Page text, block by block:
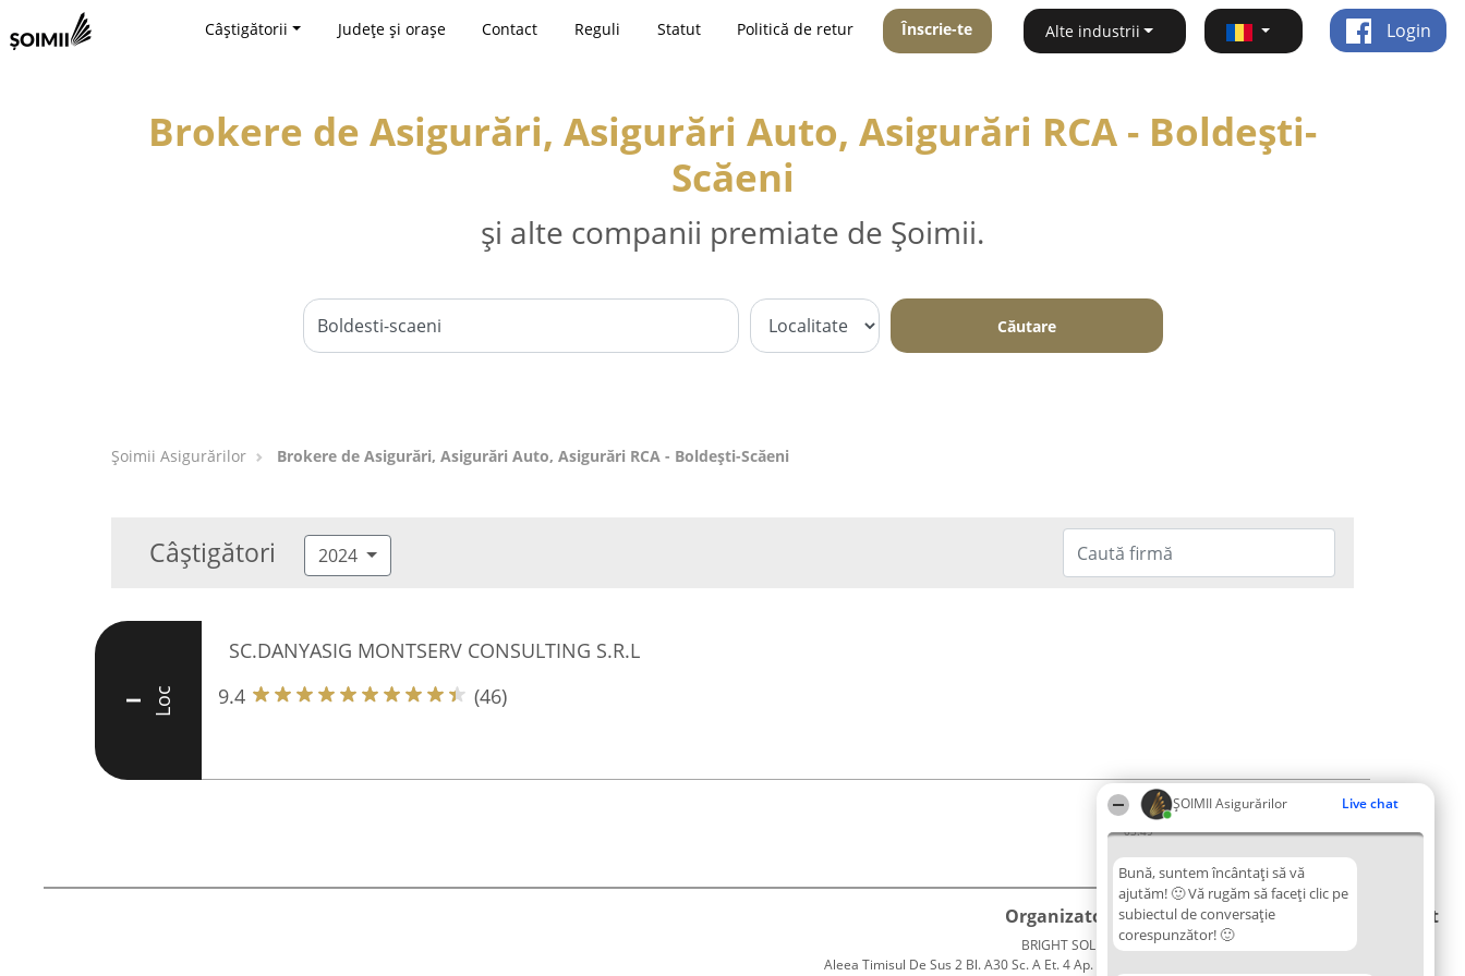
ȘOIMII Asigurărilor Live chat
03:49
Bună, suntem încântați să vă
ajutăm! 🙂 Vă rugăm să faceți clic pe
subiectul de conversație
corespunzător! 🙂
Câștigătorii Județe și orașe Contact Reguli Statut Politică de retur Înscrie-te Alte industrii Login
Brokere de Asigurări, Asigurări Auto, Asigurări RCA - Boldeşti-
Scăeni
și alte companii premiate de Șoimii.
Căutare
Șoimii Asigurărilor Brokere de Asigurări, Asigurări Auto, Asigurări RCA - Boldeşti-Scăeni
Câștigători 2024
I Loc
SC.DANYASIG MONTSERV CONSULTING S.R.L
9.4
(46)
Organizator Ranking
BRIGHT SOLUTIONS BR SRL
Aleea Timisul De Sus 2 Bl. A30 Sc. A Et. 4 Ap. 13 Cod 061952
Plebiscyt Contact